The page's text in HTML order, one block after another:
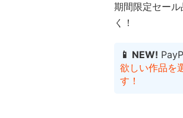
期間限定セー
く！
📱 NEW!
欲しい作品を
す！